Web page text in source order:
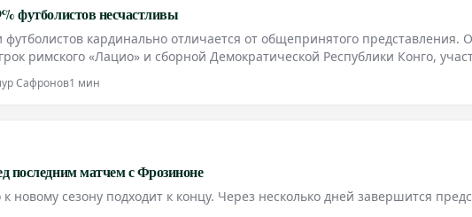
футболистов несчастливы
футболистов кардинально отличается от общепринятого представления.
римского «Лацио» и сборной Демократической Республики Конго,
Гаэль Какута.
Сафронов1 мин
последним матчем с Фрозиноне
новому сезону подходит к концу. Через несколько дней завершится